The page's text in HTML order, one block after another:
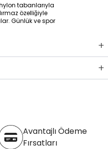
tabanlarıyla
özelliğiyle
Günlük ve spor
+
+
Avantajlı Ödeme
Fırsatları